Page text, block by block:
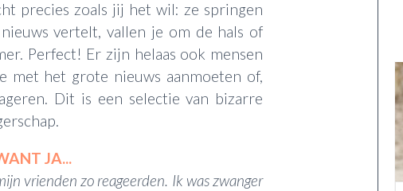
precies zoals jij het wil: ze springen
vertelt, vallen je om de hals of
Perfect! Er zijn helaas ook mensen
met het grote nieuws aanmoeten of,
Dit is een selectie van bizarre
JA...
vrienden zo reageerden. Ik was zwanger